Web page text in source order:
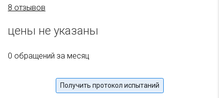
8 отзывов
цены не указаны
0 обращений за месяц
Получить протокол испытаний